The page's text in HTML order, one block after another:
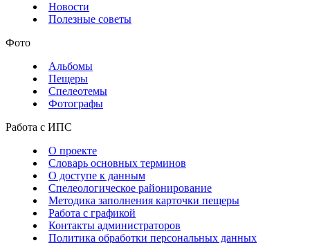
Новости
Полезные советы
Фото
Альбомы
Пещеры
Спелеотемы
Фотографы
Работа с ИПС
О проекте
Словарь основных терминов
О доступе к данным
Спелеологическое районирование
Методика заполнения карточки пещеры
Работа с графикой
Контакты администраторов
Политика обработки персональных данных